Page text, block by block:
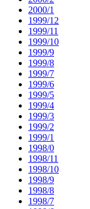
2000/1
1999/12
1999/11
1999/10
1999/9
1999/8
1999/7
1999/6
1999/5
1999/4
1999/3
1999/2
1999/1
1998/0
1998/11
1998/10
1998/9
1998/8
1998/7